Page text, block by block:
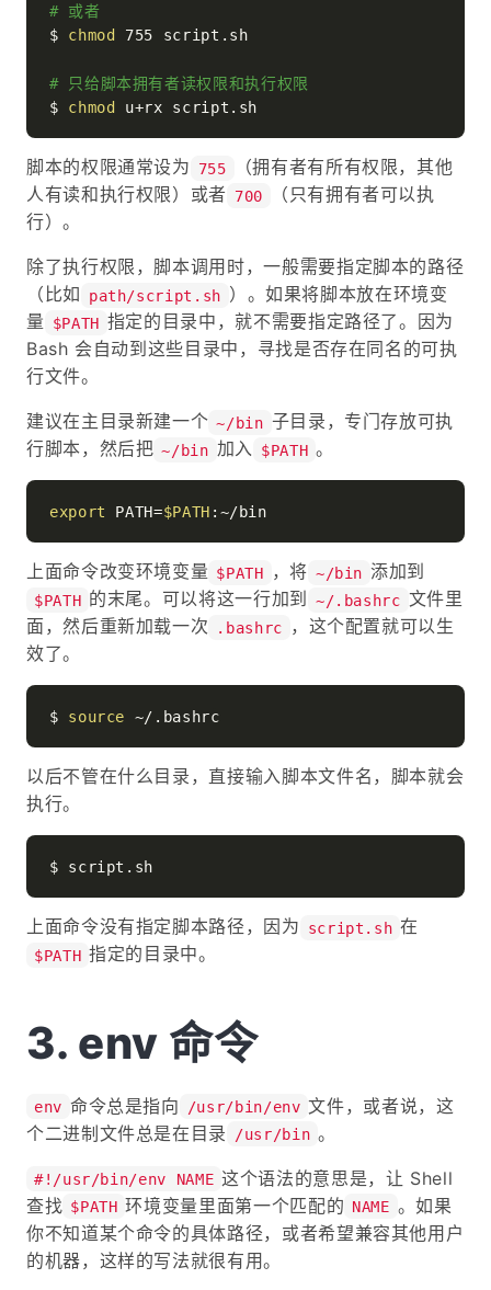
# 或者
$ chmod 755 script.sh
# 只给脚本拥有者读权限和执行权限
$ chmod
脚本的权限通常设为 755
（拥有者有所有权限，其他
人有读和执行权限）或者 700
（只有拥有者可以执
行）。
除了执行权限，脚本调用时，一般需要指定脚本的路径
（比如
path/script.sh ）。如果将脚本放在环境变
量
$PATH 指定的目录中，就不需要指定路径了。因为
Bash 会自动到这些目录中，寻找是否存在同名的可执
行文件。
建议在主目录新建一个 ~/bin 子目录，专门存放可执
行脚本，然后把 ~/bin 加入 $PATH 。
export PATH=$PATH
上面命令改变环境变量 $PATH ，将 ~/bin 添加到
$PATH 的末尾。可以将这一行加到 ~/.bashrc 文件里
面，然后重新加载一次
.bashrc
，这个配置就可以生
效了。
$ source
以后不管在什么目录，直接输入脚本文件名，脚本就会
执行。
上面命令没有指定脚本路径，因为 script.sh 在
$PATH 指定的目录中。
env 命令
env 命令总是指向 /usr/bin/env 文件，或者说，这
个二进制文件总是在目录
/usr/bin 。
#!/usr/bin/env NAME 这个语法的意思是，让 Shell
查找 $PATH 环境变量里面第一个匹配的 NAME 。如果
你不知道某个命令的具体路径，或者希望兼容其他用户
的机器，这样的写法就很有用。